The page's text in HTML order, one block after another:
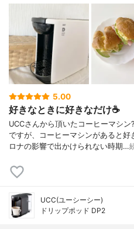
5.00
好きなときに好きなだけ☕️
UCCさんから頂いたコーヒーマシ
ですが、コーヒーマシンがあると
ロナの影響で出かけられない時期…
UCC(ユーシーシー)
ドリップポッド DP2